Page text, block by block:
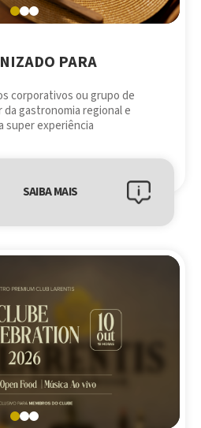
PARA
corporativos ou grupo de
da gastronomia regional e
super experiência
SAIBA MAIS